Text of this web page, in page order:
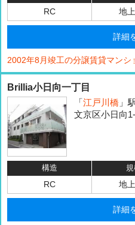
RC 地
詳細
2002年8月竣工の分譲賃貸マンシ
Brillia小日向一丁目
「 江戸川橋 」
文京区小日向
構造
RC 地
詳細